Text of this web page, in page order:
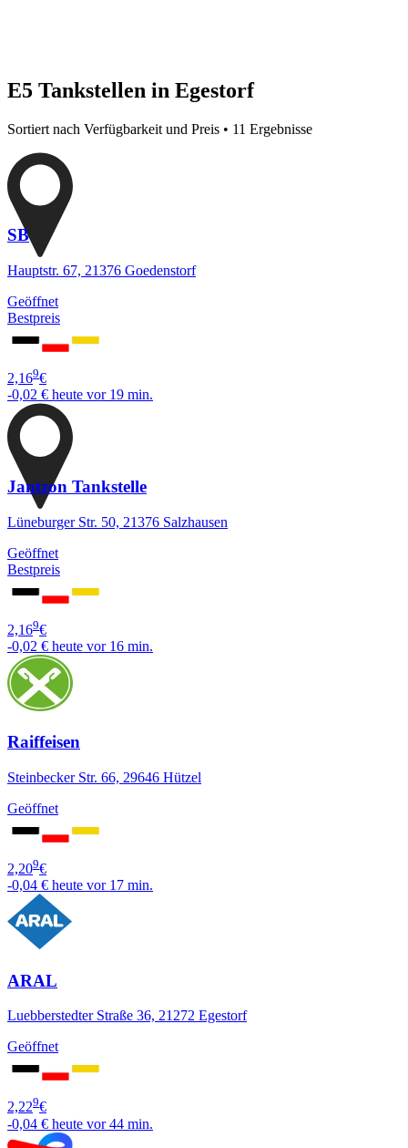
E5 Tankstellen in Egestorf
Sortiert nach Verfügbarkeit und Preis • 11 Ergebnisse
SB
Hauptstr. 67, 21376 Goedenstorf
Geöffnet
Bestpreis
2,169€
-0,02 € heute vor 19 min.
Jantzon Tankstelle
Lüneburger Str. 50, 21376 Salzhausen
Geöffnet
Bestpreis
2,169€
-0,02 € heute vor 16 min.
Raiffeisen
Steinbecker Str. 66, 29646 Hützel
Geöffnet
2,209€
-0,04 € heute vor 17 min.
ARAL
Luebberstedter Straße 36, 21272 Egestorf
Geöffnet
2,229€
-0,04 € heute vor 44 min.